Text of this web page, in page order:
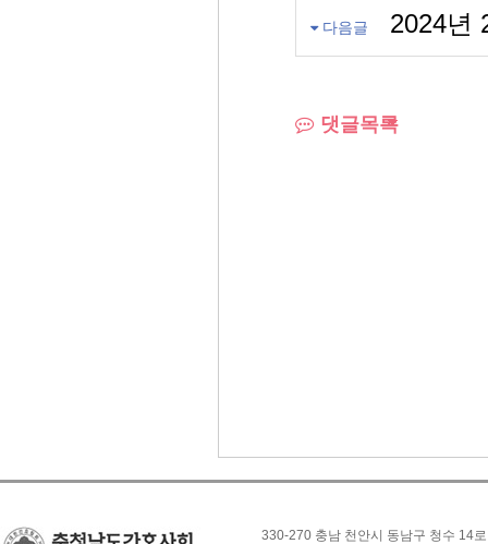
다음글 2024년
댓글목록
330-270 충남 천안시 동남구 청수 14